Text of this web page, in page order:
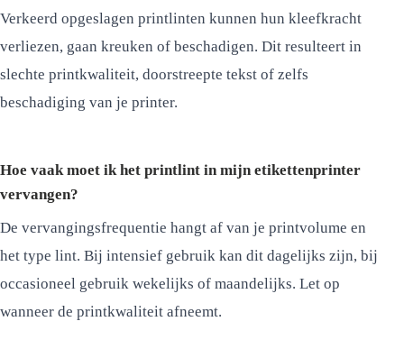
Verkeerd opgeslagen printlinten kunnen hun kleefkracht
verliezen, gaan kreuken of beschadigen. Dit resulteert in
slechte printkwaliteit, doorstreepte tekst of zelfs
beschadiging van je printer.
Hoe vaak moet ik het printlint in mijn etikettenprinter
vervangen?
De vervangingsfrequentie hangt af van je printvolume en
het type lint. Bij intensief gebruik kan dit dagelijks zijn, bij
occasioneel gebruik wekelijks of maandelijks. Let op
wanneer de printkwaliteit afneemt.